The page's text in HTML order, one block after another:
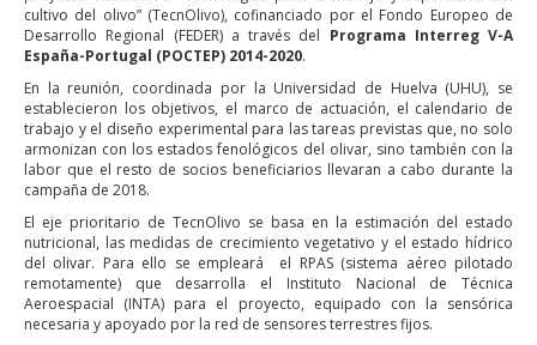
cultivo del olivo” (TecnOlivo), cofinanciado por el Fondo Europeo de
Desarrollo Regional (FEDER) a través del Programa Interreg V-A
España-Portugal (POCTEP) 2014-2020.
En la reunión, coordinada por la Universidad de Huelva (UHU), se
establecieron los objetivos, el marco de actuación, el calendario de
trabajo y el diseño experimental para las tareas previstas que, no solo
armonizan con los estados fenológicos del olivar, sino también con la
labor que el resto de socios beneficiarios llevaran a cabo durante la
campaña de 2018.
El eje prioritario de TecnOlivo se basa en la estimación del estado
nutricional, las medidas de crecimiento vegetativo y el estado hídrico
del olivar. Para ello se empleará el RPAS (sistema aéreo pilotado
remotamente) que desarrolla el Instituto Nacional de Técnica
Aeroespacial (INTA) para el proyecto, equipado con la sensórica
necesaria y apoyado por la red de sensores terrestres fijos.